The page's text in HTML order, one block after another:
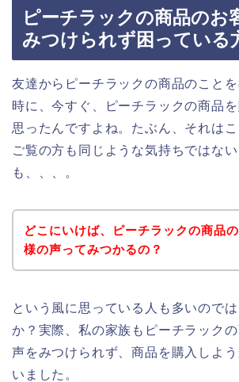
ピーチラックの商品のお
みつけられず困っている
友達からピーチラックの商品のこと
時に、今すぐ、ピーチラックの商品
思ったんですよね。たぶん、それは
ご覧の方も同じような気持ちではな
も、、、。
どこにいけば、ピーチラックの商品
様の声ってみつかるの？
という風に思っている人も多いので
か？実際、私の家族もピーチラック
声をみつけられず、商品を購入しよ
いました。